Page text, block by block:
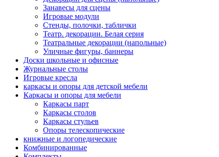
Занавесы для сцены
Игровые модули
Стенды, полочки, таблички
Театр. декорации. Белая серия
Театральные декорации (напольные)
Уличные фигуры, баннеры
Доски школьные и офисные
Журнальные столы
Игровые кресла
каркасы и опоры для детской мебели
Каркасы и опоры для мебели
Каркасы парт
Каркасы столов
Каркасы стульев
Опоры телескопические
книжные и логопедические
Комбинированные